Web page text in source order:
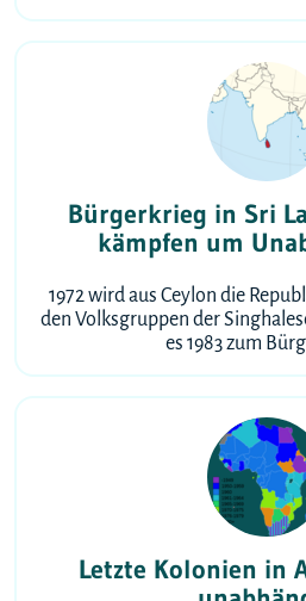
Bürgerkrieg in Sri
kämpfen um
1972 wird aus Ceylon die
den Volksgruppen der
es 1983 zum
Letzte Kolonien in